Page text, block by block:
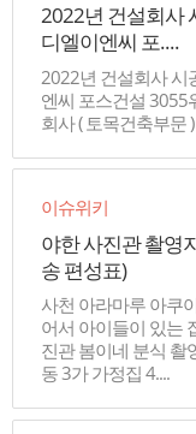
2022년 건설회사
디엘이엔씨 포....
2022년 건설회사 시
엔씨 포스건설 3055
회사 ( 토목건축부문
이슈위키
야한 사진관 촬영
송 편성표)
사천 아라마루 아쿠
어서 아이들이 있는
진관 봄이네 분식 촬
동 3가 가정집 4....